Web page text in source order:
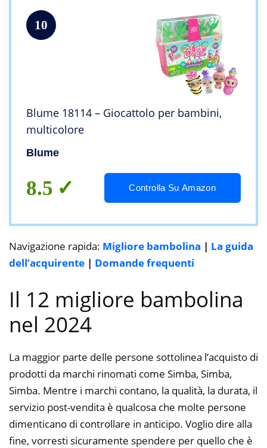
10
Blume 18114 – Giocattolo per bambini,
multicolore
Blume
8.5 Controlla Su Amazon
Navigazione rapida: Migliore bambolina | La guida
dell’acquirente | Domande frequenti
Il 12 migliore bambolina
nel 2024
La maggior parte delle persone sottolinea l’acquisto di
prodotti da marchi rinomati come Simba, Simba,
Simba. Mentre i marchi contano, la qualità, la durata, il
servizio post-vendita è qualcosa che molte persone
dimenticano di controllare in anticipo. Voglio dire alla
fine, vorresti sicuramente spendere per quello che è